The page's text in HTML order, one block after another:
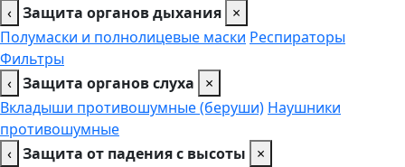
‹ Защита органов дыхания ×
Полумаски и полнолицевые маски Респираторы
Фильтры
‹ Защита органов слуха
×
Вкладыши противошумные (беруши) Наушники
противошумные
‹ Защита от падения с высоты
×